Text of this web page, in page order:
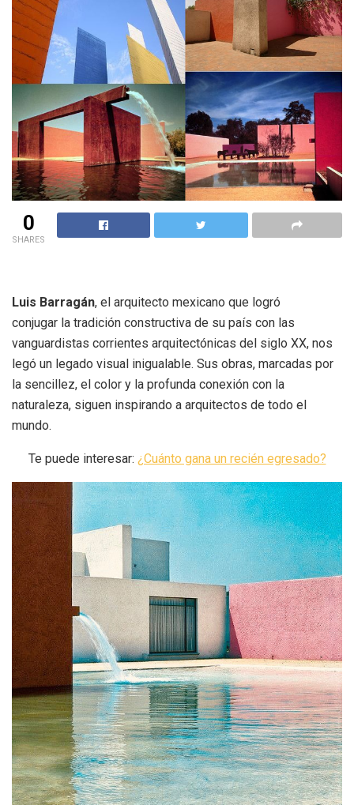
0
SHARES
Luis Barragán, el arquitecto mexicano que logró
conjugar la tradición constructiva de su país con las
vanguardistas corrientes arquitectónicas del siglo XX, nos
legó un legado visual inigualable. Sus obras, marcadas por
la sencillez, el color y la profunda conexión con la
naturaleza, siguen inspirando a arquitectos de todo el
mundo.
Te puede interesar: ¿Cuánto gana un recién egresado?